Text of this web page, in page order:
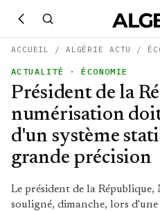
ACCUEIL / ALGÉRIE ACTU /
ACTUALITÉ · ÉCONOMIE
Président de la
numérisation
d'un système
grande précision
Le président de la
souligné, dimanche, lors